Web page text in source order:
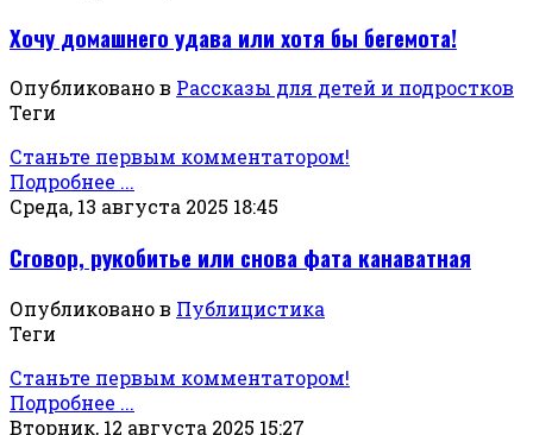
Хочу домашнего удава или хотя бы бегемота!
Опубликовано в Рассказы для детей и подростков
Теги
Станьте первым комментатором!
Подробнее ...
Среда, 13 августа 2025 18:45
Сговор, рукобитье или снова фата канаватная
Опубликовано в Публицистика
Теги
Станьте первым комментатором!
Подробнее ...
Вторник, 12 августа 2025 15:27